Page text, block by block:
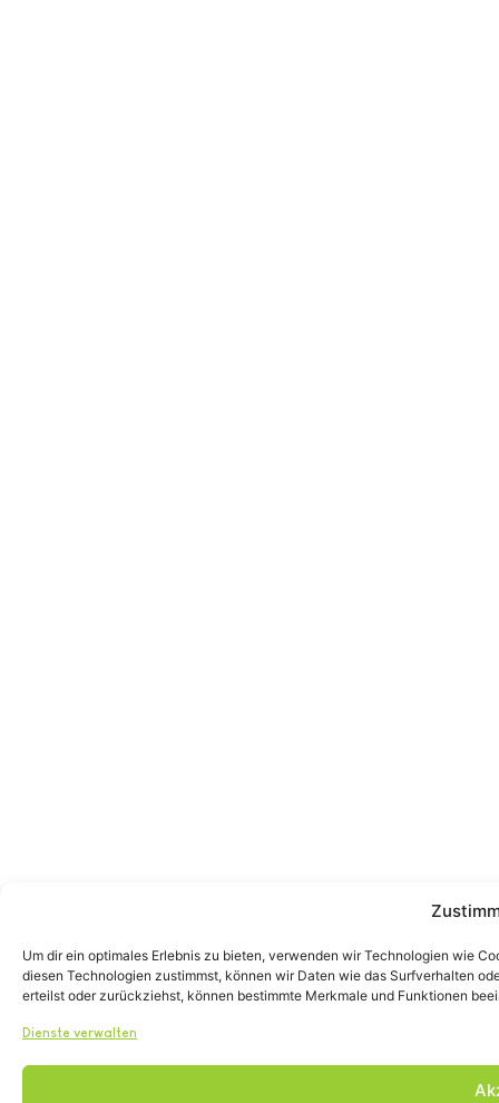
Um dir ein optimales Erlebnis zu bieten, verwenden wir Technologien wie
diesen Technologien zustimmst, können wir Daten wie das Surfverhalten
erteilst oder zurückziehst, können bestimmte Merkmale und Funktionen
Dienste verwalten